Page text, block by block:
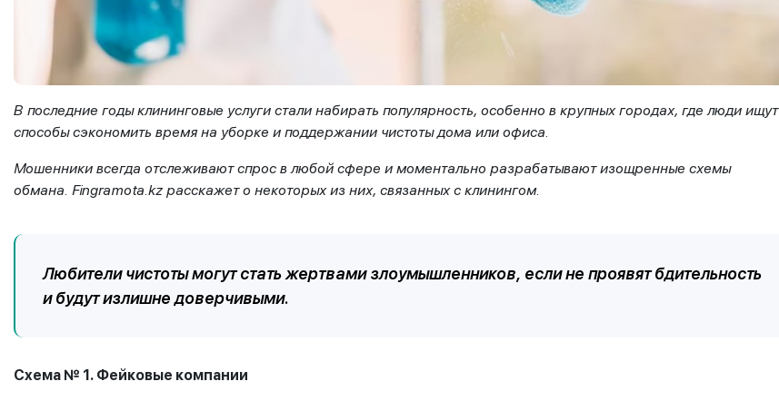
В последние годы клининговые услуги стали набирать популярность, особенно в крупных городах, где люди ищут
способы сэкономить время на уборке и поддержании чистоты дома или офиса.
Мошенники всегда отслеживают спрос в любой сфере и моментально разрабатывают изощренные схемы
обмана. Fingramota.kz расскажет о некоторых из них, связанных с клинингом.
Любители чистоты могут стать жертвами злоумышленников, если не проявят бдительность
и будут излишне доверчивыми.
Схема № 1. Фейковые компании